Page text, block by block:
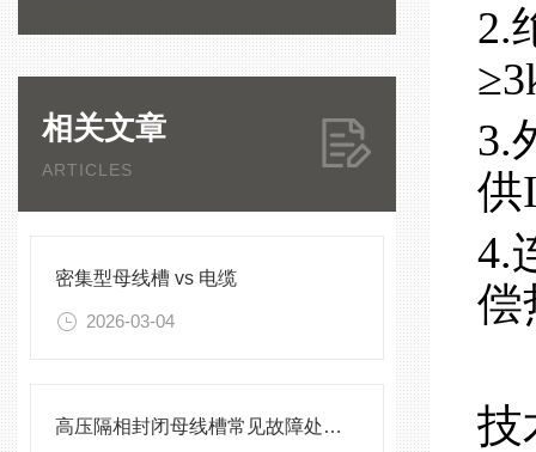
相关文章
ARTICLES
密集型母线槽 vs 电缆
2026-03-04
高压隔相封闭母线槽常见故障处理方案
2.
3.
供
4.
偿
技